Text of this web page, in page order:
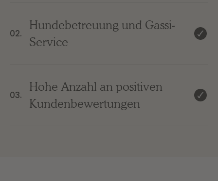
02.
Hundebetreuung und Gassi-
Service
03.
Hohe Anzahl an positiven
Kundenbewertungen